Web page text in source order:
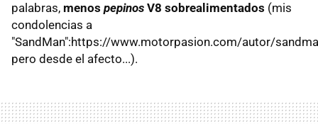
palabras, menos pepinos V8 sobrealimentados (mis
condolencias a
"SandMan":https://www.motorpasion.com/autor/
pero desde el afecto...).